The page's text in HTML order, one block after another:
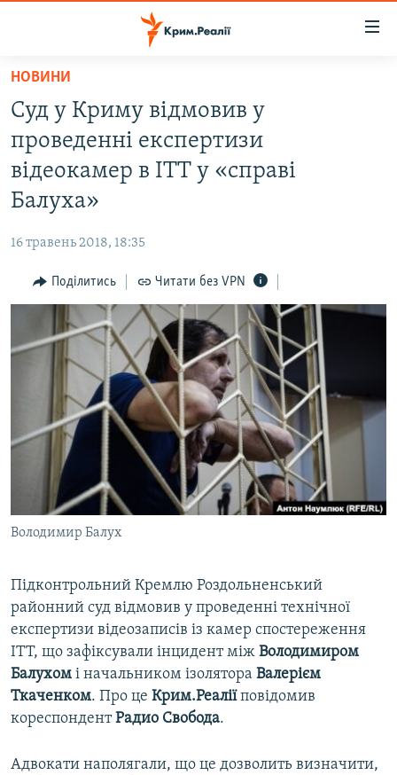
Перейти
основного
матеріалу
Перейти
до
основної
Перейти
пошуку
ВОДА.КРИМ
ВІДЕО ТА ФОТО
ПОЛІТИКА
ПОГЛЯД
ІНТЕРВ'Ю
ВСЕ ЗА ДЕНЬ
СПЕЦПРОЕКТИ
ДЕПОРТАЦІЯ
ВІДЕОУРОКИ «ELIFBE»
СВІДЧЕННЯ ОКУПАЦІЇ
УКРАЇНСЬКА ПРОБЛЕМА КРИМУ
ІНФОГРАФІКА
ЯК ОБІЙТИ БЛОКУВАННЯ
Русский
Qırımtatar
ДОЛУЧАЙСЯ!
Усі сайти RFE/RL
НОВИНИ
Суд у Криму відмовив у
проведенні експертизи
відеокамер в ІТТ у «справі
Балуха»
16 травень 2018, 18:35
Поділитись Читати без VPN
Володимир Балух
Підконтрольний Кремлю Роздольненський
районний суд відмовив у проведенні технічної
експертизи відеозаписів із камер спостереження
ІТТ, що зафіксували інцидент між Володимиром
Балухом і начальником ізолятора Валерієм
Ткаченком. Про це Крим.Реаліїповідомив
кореспондентРадио Свобода.
Адвокати наполягали, що це дозволить визначити,